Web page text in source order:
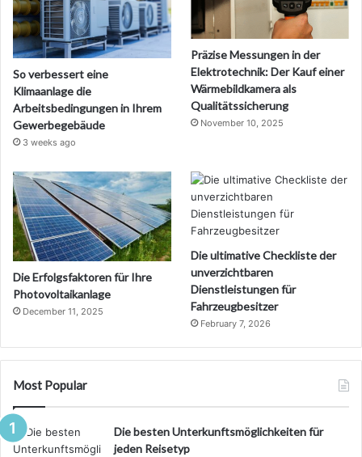
So verbessert eine
Klimaanlage die
Arbeitsbedingungen in Ihrem
Gewerbegebäude
3 weeks ago
Präzise Messungen in der
Elektrotechnik: Der Kauf einer
Wärmebildkamera als
Qualitätssicherung
November 10, 2025
Die Erfolgsfaktoren für Ihre
Photovoltaikanlage
December 11, 2025
Die ultimative Checkliste der
unverzichtbaren
Dienstleistungen für
Fahrzeugbesitzer
February 7, 2026
Most Popular
Die besten Unterkunftsmöglichkeiten für
jeden Reisetyp